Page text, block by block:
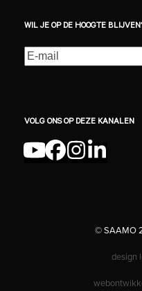
WIL JE OP DE HOOGTE
E-
mailadres(Vereist)
VOLG ONS OP DEZE KANALEN
YouTube
Facebook
© SAAMO
design